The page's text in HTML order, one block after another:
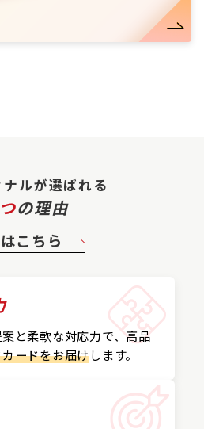
ナルが選ばれる
つの理由
こちら
と柔軟な対応力で、高品
ードをお届けします。